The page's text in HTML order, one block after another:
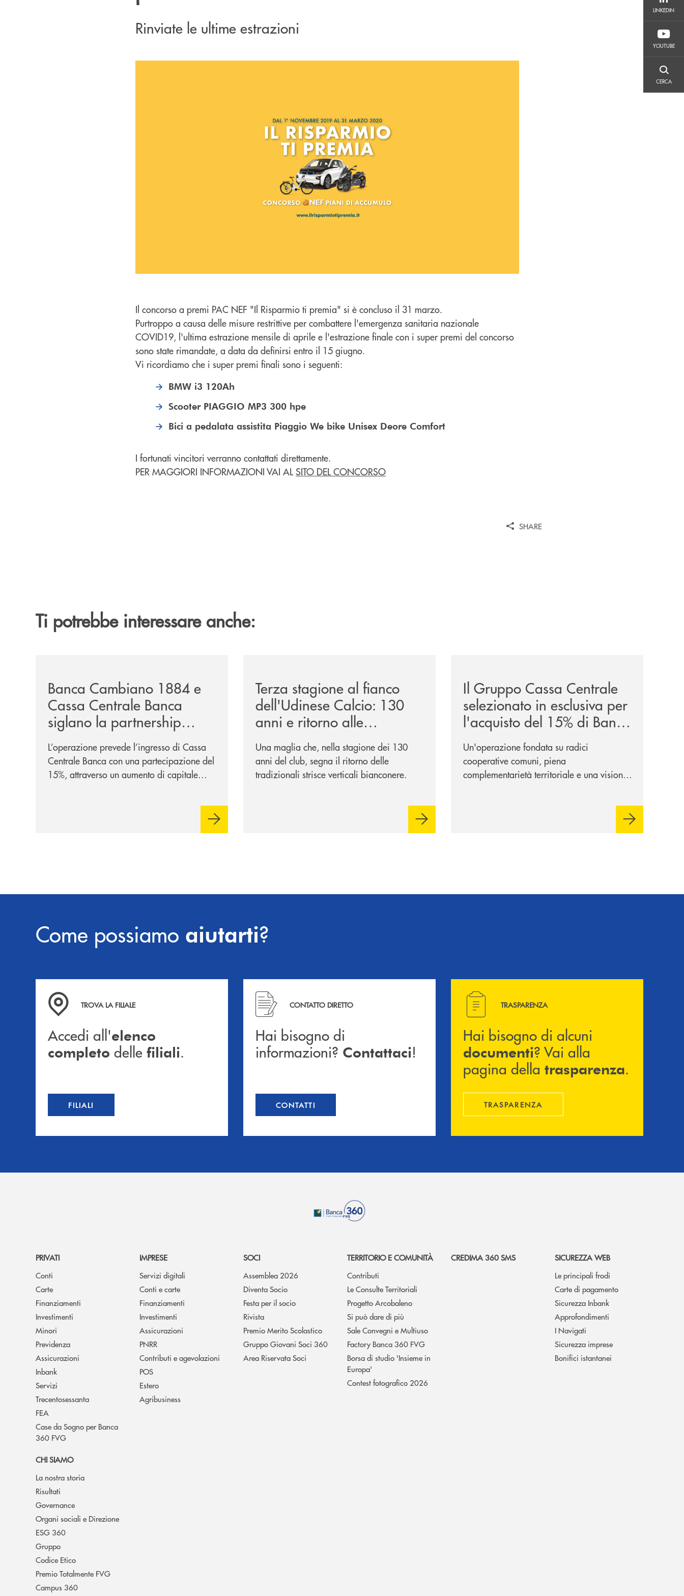
LINKEDIN
YOUTUBE
CERCA
Rinviate le ultime estrazioni
Il concorso a premi PAC NEF "Il Risparmio ti premia" si è concluso il 31 marzo.
Purtroppo a causa delle misure restrittive per combattere l'emergenza sanitaria nazionale
COVID19, l'ultima estrazione mensile di aprile e l'estrazione finale con i super premi del concorso
sono state rimandate, a data da definirsi entro il 15 giugno.
Vi ricordiamo che i super premi finali sono i seguenti:
BMW i3 120Ah
Scooter PIAGGIO MP3 300 hpe
Bici a pedalata assistita Piaggio We bike Unisex Deore Comfort
I fortunati vincitori verranno contattati direttamente.
PER MAGGIORI INFORMAZIONI VAI AL SITO DEL CONCORSO
SHARE
Ti potrebbe interessare anche:
Banca Cambiano 1884 e
Cassa Centrale Banca
siglano la partnership
strategica
L’operazione prevede l’ingresso di Cassa
Centrale Banca con una partecipazione del
15%, attraverso un aumento di capitale
sulla condivisione di valori comuni e sulla
prossimità ai territori, per ampliare l’offerta
Terza stagione al fianco
dell'Udinese Calcio: 130
anni e ritorno alle
tradizioni
Una maglia che, nella stagione dei 130
anni del club, segna il ritorno delle
tradizionali strisce verticali bianconere.
Il Gruppo Cassa Centrale
selezionato in esclusiva per
l'acquisto del 15% di Banca
Cambiano 1884
Un'operazione fondata su radici
cooperative comuni, piena
complementarietà territoriale e una visione
Come possiamo aiutarti?
Accedi all' elenco completo delle filiali .
TROVA LA FILIALE
Accedi all'elenco
completo delle filiali.
FILIALI
Hai bisogno di informazioni? Contattaci !
CONTATTO DIRETTO
Hai bisogno di
informazioni? Contattaci!
CONTATTI
Hai bisogno di alcuni documenti ? Vai alla pagina della
TRASPARENZA
Hai bisogno di alcuni
documenti? Vai alla
pagina della trasparenza.
TRASPARENZA
PRIVATI
Conti
Carte
Finanziamenti
Investimenti
Minori
Previdenza
Assicurazioni
Inbank
Servizi
Trecentosessanta
FEA
Case da Sogno per Banca
360 FVG
IMPRESE
Servizi digitali
Conti e carte
Finanziamenti
Investimenti
Assicurazioni
PNRR
Contributi e agevolazioni
POS
Estero
Agribusiness
SOCI
Assemblea 2026
Diventa Socio
Festa per il socio
Rivista
Premio Merito Scolastico
Gruppo Giovani Soci 360
Area Riservata Soci
TERRITORIO E COMUNITÀ
Contributi
Le Consulte Territoriali
Progetto Arcobaleno
Si può dare di più
Sale Convegni e Multiuso
Factory Banca 360 FVG
Borsa di studio 'Insieme in
Europa'
Contest fotografico 2026
CREDIMA 360 SMS
SICUREZZA WEB
Le principali frodi
Carte di pagamento
Sicurezza Inbank
Approfondimenti
I Navigati
Sicurezza imprese
Bonifici istantanei
CHI SIAMO
La nostra storia
Risultati
Governance
Organi sociali e Direzione
ESG 360
Gruppo
Codice Etico
Premio Totalmente FVG
Campus 360